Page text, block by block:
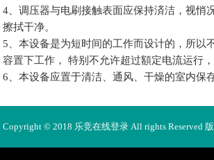
4、调压器与电刷接触表面应保持済洁，视悄
擦拭干净。
5、本设备是为短时间的工作而设计的，所以
容置下工作， 特别不允许超过額定电流运行
6、本设备应置于清洁、通风、干燥的室内保存
Copyright © 2018 乐竞在线登录 All rights Reserved